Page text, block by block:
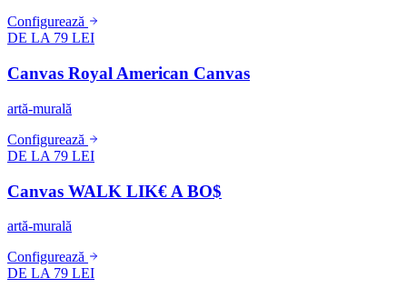
Configurează
DE LA 79 LEI
Canvas Royal American Canvas
artă-murală
Configurează
DE LA 79 LEI
Canvas WALK LIK€ A BO$
artă-murală
Configurează
DE LA 79 LEI